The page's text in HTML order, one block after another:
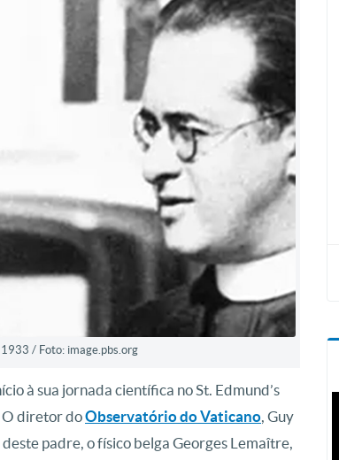
/ Foto: image.pbs.org
à sua jornada científica no St. Edmund’s
O diretor doObservatório do Vaticano, Guy
padre, o físico belga Georges Lemaître,